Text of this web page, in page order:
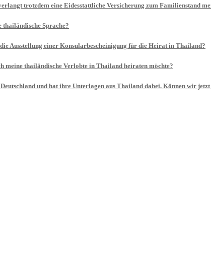
trotzdem eine Eidesstattliche Versicherung zum Familienstand
Sprache?
Ausstellung einer Konsularbescheinigung für die Heirat in Thailand?
meine thailändische Verlobte in Thailand heiraten möchte?
und hat ihre Unterlagen aus Thailand dabei. Können wir jetzt